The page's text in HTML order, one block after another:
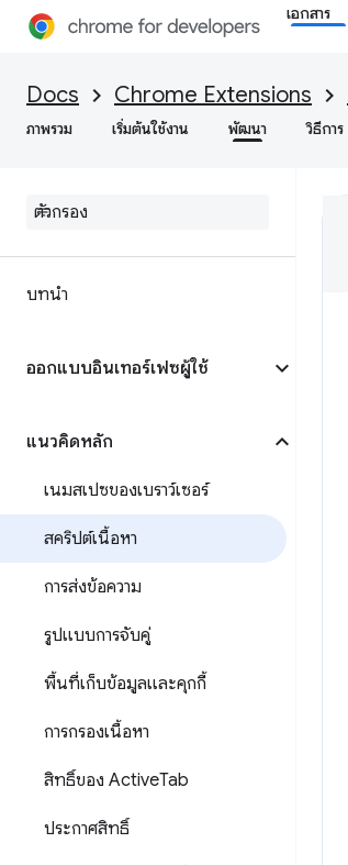
เอกสาร
Docs Chrome Extensions
ภาพรวม เริ่มต้นใช้งาน พัฒนา วิธีการ
บทนำ
ออกแบบอินเทอร์เฟซผู้ใช้
แนวคิดหลัก
เนมสเปซของเบราว์เซอร์
สคริปต์เนื้อหา
การส่งข้อความ
รูปแบบการจับคู่
พื้นที่เก็บข้อมูลและคุกกี้
การกรองเนื้อหา
สิทธิ์ของ ActiveTab
ประกาศสิทธิ์